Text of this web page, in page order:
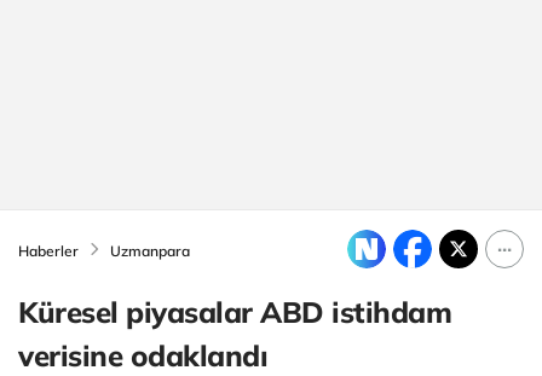
Haberler Uzmanpara
Küresel piyasalar ABD istihdam
verisine odaklandı